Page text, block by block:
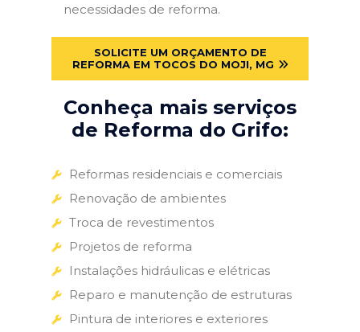
necessidades de reforma.
SOLICITE UM ORÇAMENTO DE
REFORMA EM TOCOS DO MOJI, MG
Conheça mais serviços
de Reforma do Grifo:
Reformas residenciais e comerciais
Renovação de ambientes
Troca de revestimentos
Projetos de reforma
Instalações hidráulicas e elétricas
Reparo e manutenção de estruturas
Pintura de interiores e exteriores